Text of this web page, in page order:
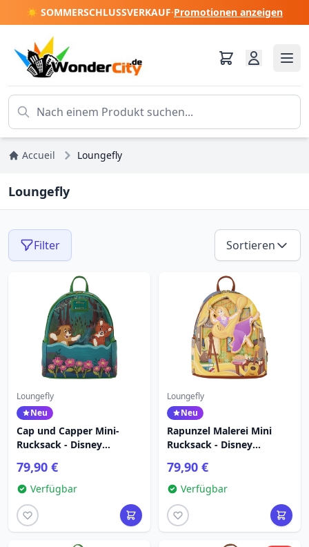
☀️ SOMMERSCHLUSSVERKAUF·Promotionen anzeigen
Accueil Loungefly
Loungefly
Filter Sortieren
Loungefly
Neu
Cap und Capper Mini-
Rucksack - Disney
79,90 €
Verfügbar
Loungefly
Neu
Rapunzel Malerei Mini
Rucksack - Disney
79,90 €
Verfügbar